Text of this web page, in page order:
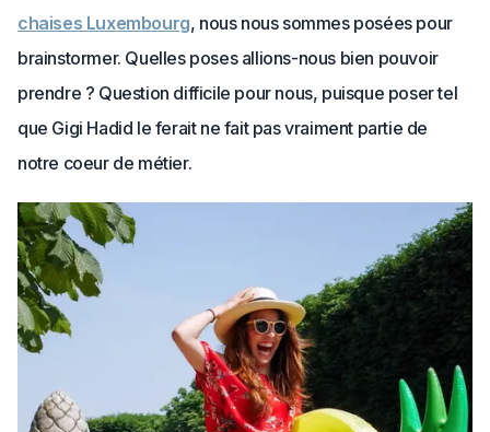
chaises Luxembourg, nous nous sommes posées pour
brainstormer. Quelles poses allions-nous bien pouvoir
prendre ? Question difficile pour nous, puisque poser tel
que Gigi Hadid le ferait ne fait pas vraiment partie de
notre coeur de métier.